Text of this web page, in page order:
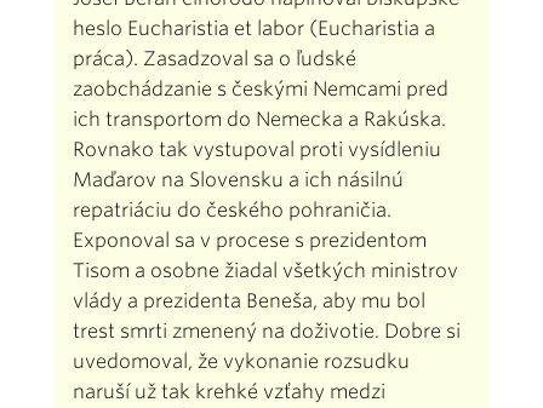
heslo Eucharistia et labor (Eucharistia a
práca). Zasadzoval sa o ľudské
zaobchádzanie s českými Nemcami pred
ich transportom do Nemecka a Rakúska.
Rovnako tak vystupoval proti vysídleniu
Maďarov na Slovensku a ich násilnú
repatriáciu do českého pohraničia.
Exponoval sa v procese s prezidentom
Tisom a osobne žiadal všetkých ministrov
vlády a prezidenta Beneša, aby mu bol
trest smrti zmenený na doživotie. Dobre si
uvedomoval, že vykonanie rozsudku
naruší už tak krehké vzťahy medzi